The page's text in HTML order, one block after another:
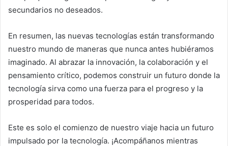
secundarios no deseados.
En resumen, las nuevas tecnologías están transformando
nuestro mundo de maneras que nunca antes hubiéramos
imaginado. Al abrazar la innovación, la colaboración y el
pensamiento crítico, podemos construir un futuro donde la
tecnología sirva como una fuerza para el progreso y la
prosperidad para todos.
Este es solo el comienzo de nuestro viaje hacia un futuro
impulsado por la tecnología. ¡Acompáñanos mientras